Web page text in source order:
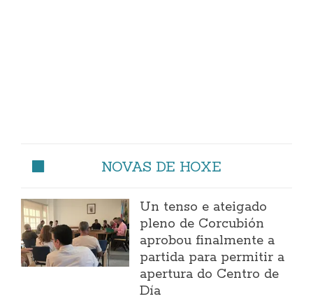
NOVAS DE HOXE
Un tenso e ateigado
pleno de Corcubión
aprobou finalmente a
partida para permitir a
apertura do Centro de
Día